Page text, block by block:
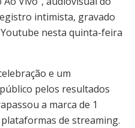
intimista, gravado
nesta quinta-feira
e um
pelos resultados
a marca de 1
de streaming.